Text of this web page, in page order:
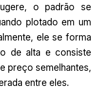
o padrão se
plotado em um
ele se forma
de alta e consiste
preço semelhantes,
entre eles.